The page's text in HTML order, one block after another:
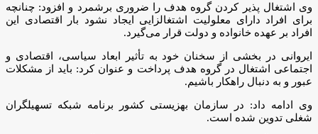
وی اشتغال پذیر کردن گروه هدف را ضروری برشمرد و افزود: چنانچه
برای افراد دارای معلولیت اشتغالزایی ایجاد نشود بار اقتصادی این
افراد بر عهده خانواده و دولت قرار می‌گیرد.
ایروانی در بخشی از سخنان خود به تأثیر ابعاد سیاسی، اقتصادی و
اجتماعی اشتغال در گروه هدف پرداخت و عنوان کرد: باید از مشکلات
عبور و به دنبال راهکار باشیم.
وی ادامه داد: در سازمان بهزیستی کشور برنامه شبکه تسهیلگران
شغلی تدوین شده است.